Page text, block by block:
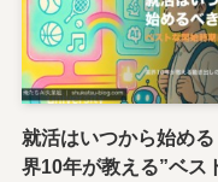
就活はいつから始め
界10年が教える”ベス